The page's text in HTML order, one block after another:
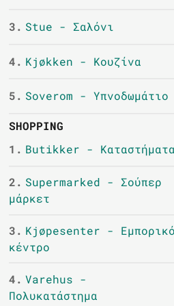
3. Stue - Σαλόνι
4. Kjøkken - Κουζίνα
5. Soverom - Υπνοδωμάτιο
SHOPPING
1. Butikker - Καταστήματα
2. Supermarked - Σούπερ
μάρκετ
3. Kjøpesenter - Εμπορικό
κέντρο
4. Varehus -
Πολυκατάστημα